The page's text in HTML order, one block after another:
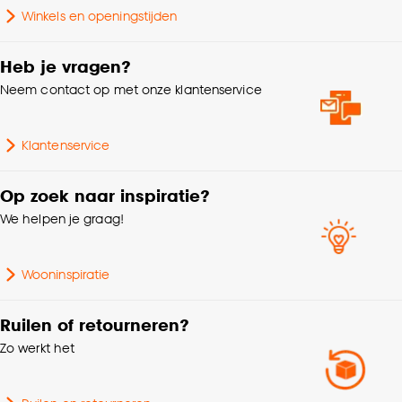
0.5 CM
Geen restricties op
Interieurstijl
Winkels en openingstijden
Heb je vragen?
Neem contact op met onze klantenservice
Klantenservice
Op zoek naar inspiratie?
We helpen je graag!
Wooninspiratie
Ruilen of retourneren?
Zo werkt het